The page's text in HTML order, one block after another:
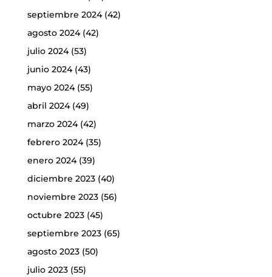
septiembre 2024(42)
agosto 2024(42)
julio 2024(53)
junio 2024(43)
mayo 2024(55)
abril 2024(49)
marzo 2024(42)
febrero 2024(35)
enero 2024(39)
diciembre 2023(40)
noviembre 2023(56)
octubre 2023(45)
septiembre 2023(65)
agosto 2023(50)
julio 2023(55)